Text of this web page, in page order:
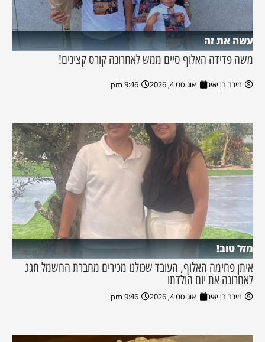
עשה את זה
משה פדידה האלוף סיים ממש לאחרונה קורס קצינים!
מירב בן יאיר אוגוסט 4, 2026 9:46 pm
מזל טוב!
איתן פחימה האלוף, העובד שכולנו מכירים מחברת החשמל חגג
לאחרונה את יום הולדתו
מירב בן יאיר אוגוסט 4, 2026 9:46 pm